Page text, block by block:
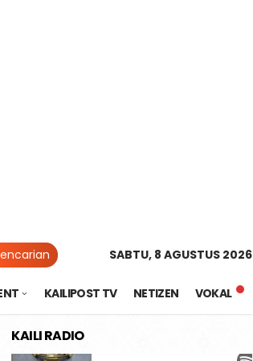
SABTU, 8 AGUSTUS 2026
KAILIPOST TV NETIZEN VOKAL
KAILI RADIO